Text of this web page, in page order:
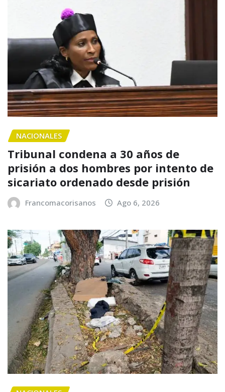
NACIONALES
Tribunal condena a 30 años de
prisión a dos hombres por intento de
sicariato ordenado desde prisión
Francomacorisanos Ago 6, 2026